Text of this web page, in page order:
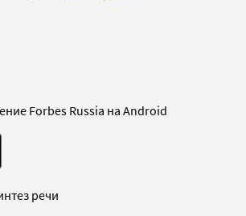
Forbes Russia на Android
речи